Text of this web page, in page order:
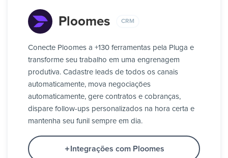
Ploomes CRM
Conecte Ploomes a +130 ferramentas pela Pluga e
transforme seu trabalho em uma engrenagem
produtiva. Cadastre leads de todos os canais
automaticamente, mova negociações
automaticamente, gere contratos e cobranças,
dispare follow-ups personalizados na hora certa e
mantenha seu funil sempre em dia.
Integrações com Ploomes